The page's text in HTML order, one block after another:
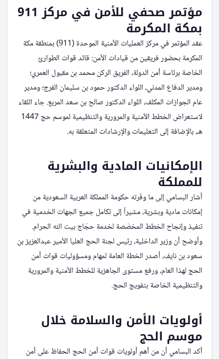
مؤتمر صحفي للأمن في مركز 911
بمكة المكرمة
عقد المؤتمر في مركز العمليات الأمنية الموحدة (911) بمنطقة مكة
المكرمة بحضور فريقين من قيادات الأمن: قائد قوات الطوارئ
الخاصة برئاسة أمن الدولة، الفريق الركن محمد بن مقبول العمري؛
ومدير الدفاع المدني، اللواء الدكتور حمود بن سليمان الفرج؛ ومدير
عام الجوازات المكلف، اللواء الدكتور صالح بن سعد المربع. جاء اللقاء
لاستعراض الخطط الأمنية والمرورية والتنظيمية لموسم حج 1447
هـ، بالإضافة إلى التعليمات والإرشادات المتعلقة به.
الإمكانيات المادية والبشرية
للمملكة
أشار البسامي إلى ما وفّرته حكومة المملكة العربية السعودية من
إمكانات مادية وبشرية، مشيراً إلى تكامل جميع الجهات الخدمية في
تنفيذ وإنجاح الخطط المخصّصة لخدمة حجّاج بيت الله الحرام.
وأوضح أن وزير الداخلية، رئيس لجنة الحج العليا الأمير عبدالعزيز بن
سعود بن نايف، أصدر الخطة العامة لمهام ومسؤوليات قوات أمن
الحج لهذا العام، ورفع مستوى الجاهزية للخطط الأمنية والمرورية
والتنظيمية الخاصة بتفويج الحج.
أولويات الأمن والسلامة خلال
موسم الحج
أكد البسامي أن من أهم أولويات قوات أمن الحج الحفاظ على أمن